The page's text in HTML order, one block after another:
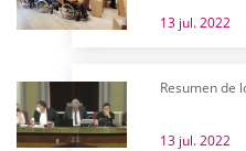
13 jul. 2022
Resumen de
13 jul. 2022